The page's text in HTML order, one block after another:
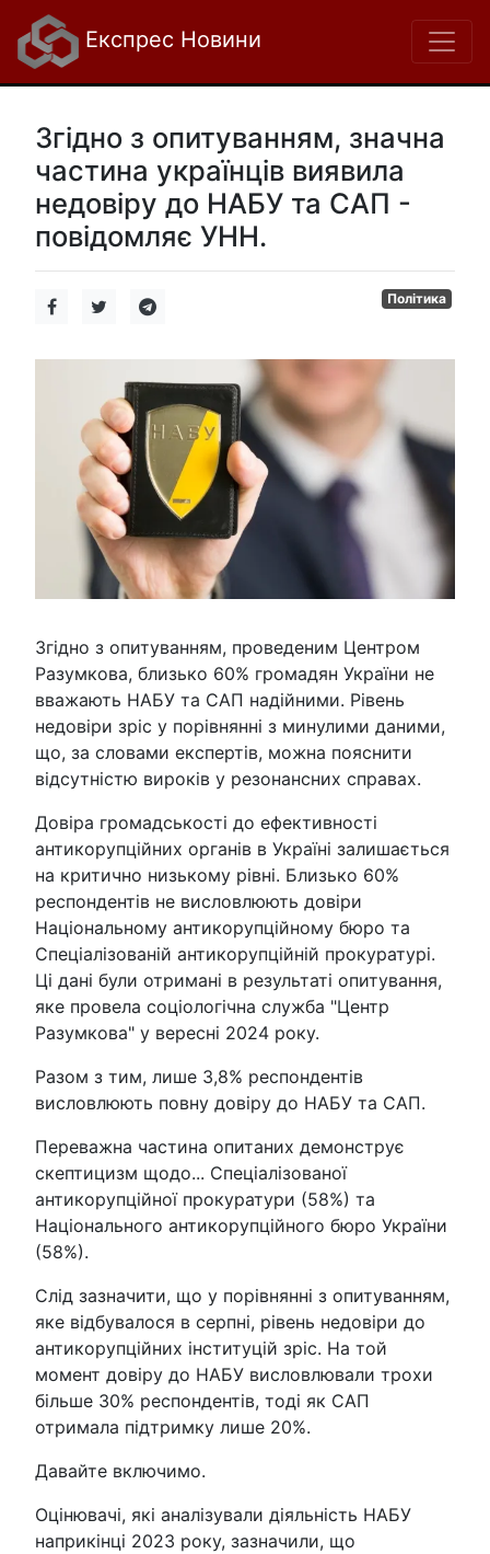
Експрес Новини
Згідно з опитуванням, значна
частина українців виявила
недовіру до НАБУ та САП -
повідомляє УНН.
Політика
Згідно з опитуванням, проведеним Центром
Разумкова, близько 60% громадян України не
вважають НАБУ та САП надійними. Рівень
недовіри зріс у порівнянні з минулими даними,
що, за словами експертів, можна пояснити
відсутністю вироків у резонансних справах.
Довіра громадськості до ефективності
антикорупційних органів в Україні залишається
на критично низькому рівні. Близько 60%
респондентів не висловлюють довіри
Національному антикорупційному бюро та
Спеціалізованій антикорупційній прокуратурі.
Ці дані були отримані в результаті опитування,
яке провела соціологічна служба "Центр
Разумкова" у вересні 2024 року.
Разом з тим, лише 3,8% респондентів
висловлюють повну довіру до НАБУ та САП.
Переважна частина опитаних демонструє
скептицизм щодо... Спеціалізованої
антикорупційної прокуратури (58%) та
Національного антикорупційного бюро України
(58%).
Слід зазначити, що у порівнянні з опитуванням,
яке відбувалося в серпні, рівень недовіри до
антикорупційних інституцій зріс. На той
момент довіру до НАБУ висловлювали трохи
більше 30% респондентів, тоді як САП
отримала підтримку лише 20%.
Давайте включимо.
Оцінювачі, які аналізували діяльність НАБУ
наприкінці 2023 року, зазначили, що